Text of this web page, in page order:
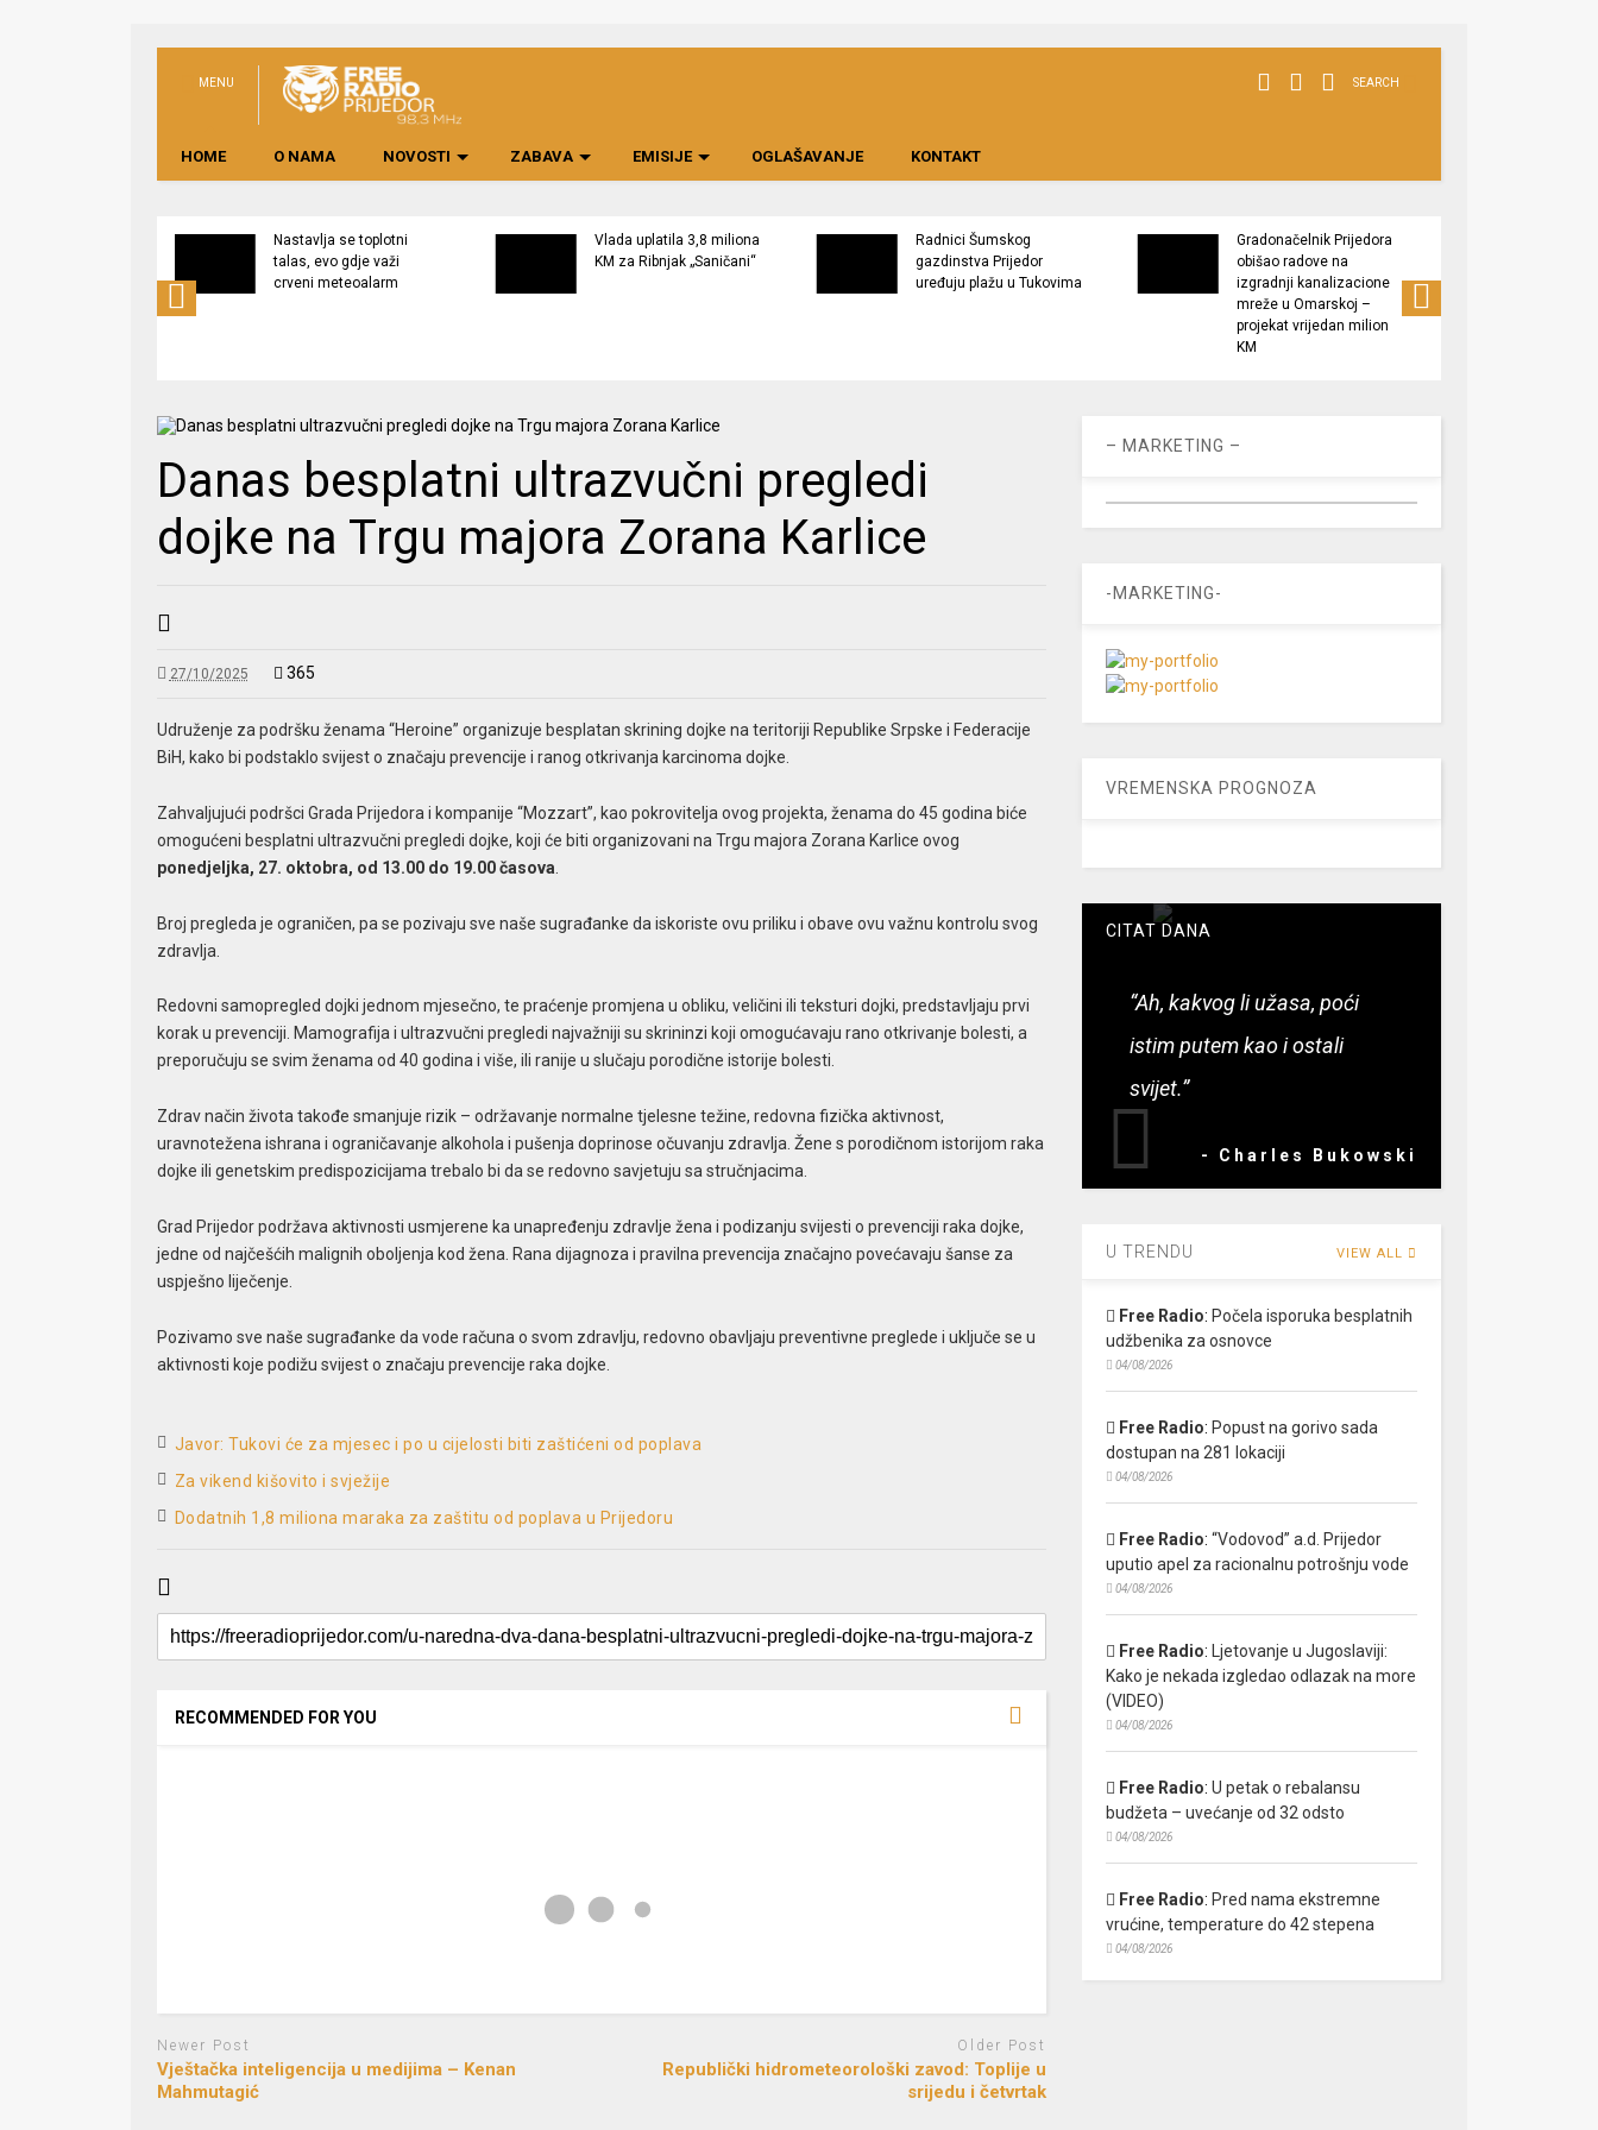
MENU SEARCH
HOME O NAMA NOVOSTI ZABAVA EMISIJE OGLAŠAVANJE KONTAKT
Nastavlja se toplotni
talas, evo gdje važi
crveni meteoalarm
Vlada uplatila 3,8 miliona
KM za Ribnjak „Saničani“
Radnici Šumskog
gazdinstva Prijedor
uređuju plažu u Tukovima
Gradonačelnik Prijedora
obišao radove na
izgradnji kanalizacione
mreže u Omarskoj –
projekat vrijedan milion
KM
Danas besplatni ultrazvučni pregledi
dojke na Trgu majora Zorana Karlice
27/10/2025 365
Udruženje za podršku ženama “Heroine” organizuje besplatan skrining dojke na teritoriji Republike Srpske i Federacije
BiH, kako bi podstaklo svijest o značaju prevencije i ranog otkrivanja karcinoma dojke.
Zahvaljujući podršci Grada Prijedora i kompanije “Mozzart”, kao pokrovitelja ovog projekta, ženama do 45 godina biće
omogućeni besplatni ultrazvučni pregledi dojke, koji će biti organizovani na Trgu majora Zorana Karlice ovog
ponedjeljka, 27. oktobra, od 13.00 do 19.00 časova
Broj pregleda je ograničen, pa se pozivaju sve naše sugrađanke da iskoriste ovu priliku i obave ovu važnu kontrolu svog
zdravlja.
Redovni samopregled dojki jednom mjesečno, te praćenje promjena u obliku, veličini ili teksturi dojki, predstavljaju prvi
korak u prevenciji. Mamografija i ultrazvučni pregledi najvažniji su skrininzi koji omogućavaju rano otkrivanje bolesti, a
preporučuju se svim ženama od 40 godina i više, ili ranije u slučaju porodične istorije bolesti.
Zdrav način života takođe smanjuje rizik – održavanje normalne tjelesne težine, redovna fizička aktivnost,
uravnotežena ishrana i ograničavanje alkohola i pušenja doprinose očuvanju zdravlja. Žene s porodičnom istorijom raka
dojke ili genetskim predispozicijama trebalo bi da se redovno savjetuju sa stručnjacima.
Grad Prijedor podržava aktivnosti usmjerene ka unapređenju zdravlje žena i podizanju svijesti o prevenciji raka dojke,
jedne od najčešćih malignih oboljenja kod žena. Rana dijagnoza i pravilna prevencija značajno povećavaju šanse za
uspješno liječenje.
Pozivamo sve naše sugrađanke da vode računa o svom zdravlju, redovno obavljaju preventivne preglede i uključe se u
aktivnosti koje podižu svijest o značaju prevencije raka dojke.
Javor: Tukovi će za mjesec i po u cijelosti biti zaštićeni od poplava
Za vikend kišovito i svježije
Dodatnih 1,8 miliona maraka za zaštitu od poplava u Prijedoru
RECOMMENDED FOR YOU
Newer Post
Vještačka inteligencija u medijima – Kenan
Mahmutagić
Older Post
Republički hidrometeorološki zavod: Toplije u
srijedu i četvrtak
– MARKETING –
-MARKETING-
VREMENSKA PROGNOZA
CITAT DANA
“Ah, kakvog li užasa, poći
istim putem kao i ostali
svijet.”
- Charles Bukowski
U TRENDU VIEW ALL
Free Radio: Počela isporuka besplatnih
udžbenika za osnovce
04/08/2026
Free Radio: Popust na gorivo sada
dostupan na 281 lokaciji
04/08/2026
Free Radio: “Vodovod” a.d. Prijedor
uputio apel za racionalnu potrošnju vode
04/08/2026
Free Radio:
Ljetovanje u Jugoslaviji:
Kako je nekada izgledao odlazak na more
(VIDEO)
04/08/2026
Free Radio: U petak o rebalansu
budžeta – uvećanje od 32 odsto
04/08/2026
Free Radio: Pred nama ekstremne
vrućine, temperature do 42 stepena
04/08/2026